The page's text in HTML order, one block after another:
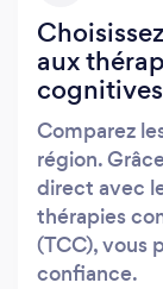
aux
Comparez
région.
direct avec
thérapies
(TCC), vous
confiance.